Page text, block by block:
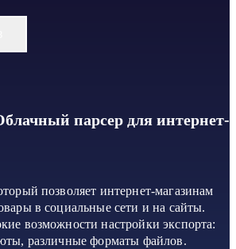
парсер для интернет-
позволяет интернет-магазинам
в социальные сети и на сайты.
возможности настройки экспорта:
различные форматы файлов.